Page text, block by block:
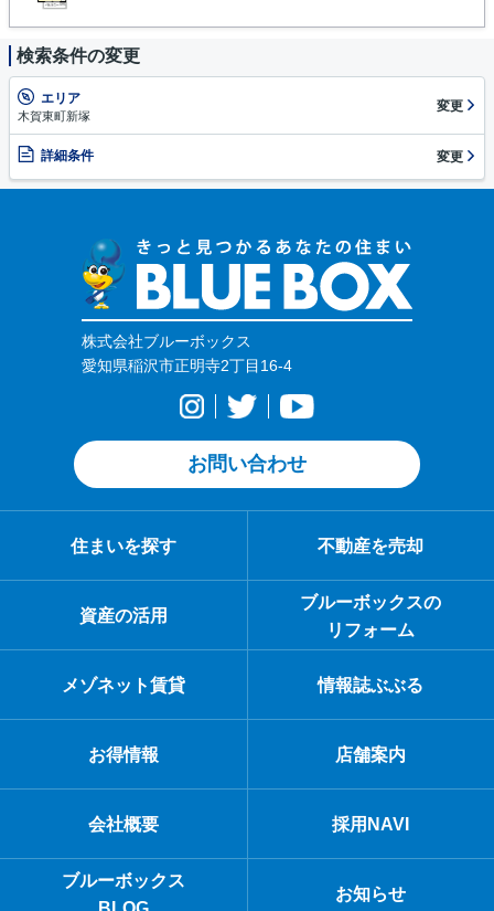
検索条件の変更
エリア
木賀東町新塚
変更
詳細条件 変更
株式会社ブルーボックス
愛知県稲沢市正明寺2丁目16-4
お問い合わせ
住まいを探す 不動産を売却
資産の活用
ブルーボックスの
リフォーム
メゾネット賃貸 情報誌ぶぶる
お得情報 店舗案内
会社概要 採用NAVI
ブルーボックス
お知らせ